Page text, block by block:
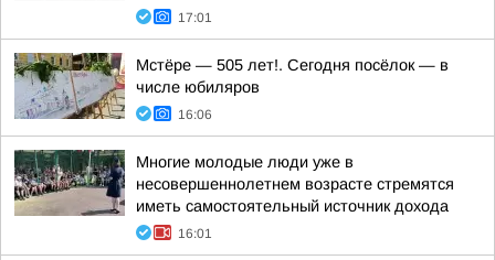
17:01
Мстёре — 505 лет!. Сегодня посёлок — в
числе юбиляров
16:06
Многие молодые люди уже в
несовершеннолетнем возрасте стремятся
иметь самостоятельный источник дохода
16:01